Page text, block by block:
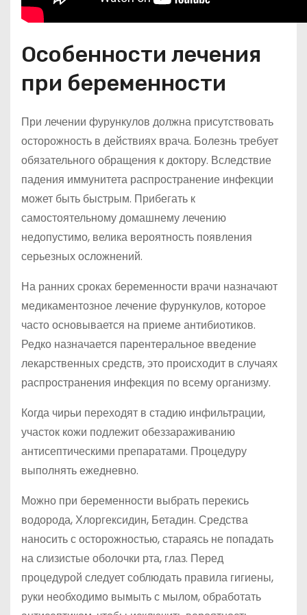
Особенности лечения
при беременности
При лечении фурункулов должна присутствовать
осторожность в действиях врача. Болезнь требует
обязательного обращения к доктору. Вследствие
падения иммунитета распространение инфекции
может быть быстрым. Прибегать к
самостоятельному домашнему лечению
недопустимо, велика вероятность появления
серьезных осложнений.
На ранних сроках беременности врачи назначают
медикаментозное лечение фурункулов, которое
часто основывается на приеме антибиотиков.
Редко назначается парентеральное введение
лекарственных средств, это происходит в случаях
распространения инфекция по всему организму.
Когда чирьи переходят в стадию инфильтрации,
участок кожи подлежит обеззараживанию
антисептическими препаратами. Процедуру
выполнять ежедневно.
Можно при беременности выбрать перекись
водорода, Хлоргексидин, Бетадин. Средства
наносить с осторожностью, стараясь не попадать
на слизистые оболочки рта, глаз. Перед
процедурой следует соблюдать правила гигиены,
руки необходимо вымыть с мылом, обработать